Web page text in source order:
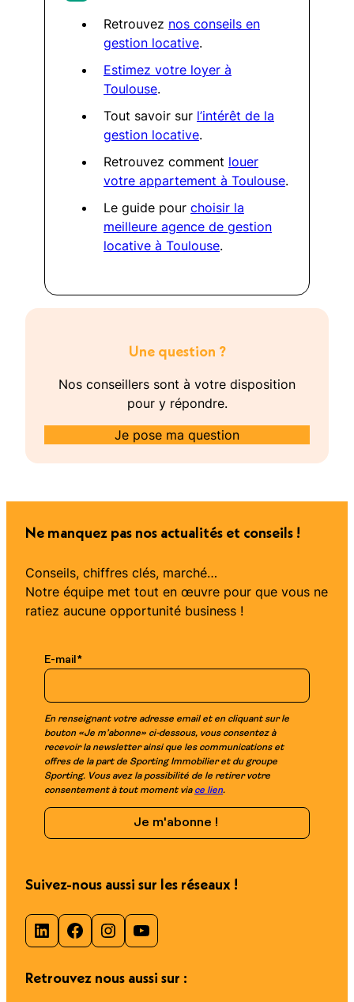
Retrouvez nos conseils en
gestion locative.
Estimez votre loyer à
Toulouse.
Tout savoir sur l’intérêt de la
gestion locative.
Retrouvez comment louer
votre appartement à Toulouse.
Le guide pour choisir la
meilleure agence de gestion
locative à Toulouse.
Une question ?
Nos conseillers sont à votre disposition
pour y répondre.
Je pose ma question
Ne manquez pas nos actualités et conseils !
Conseils, chiffres clés, marché…
Notre équipe met tout en œuvre pour que vous ne
ratiez aucune opportunité business !
E-mail *
En renseignant votre adresse email et en cliquant sur le
bouton «Je m’abonne» ci-dessous, vous consentez à
recevoir la newsletter ainsi que les communications et
offres de la part de Sporting Immobilier et du groupe
Sporting. Vous avez la possibilité de le retirer votre
consentement à tout moment via ce lien.
Suivez-nous aussi sur les réseaux !
LinkedIn Facebook Instagram YouTube
Retrouvez nous aussi sur :